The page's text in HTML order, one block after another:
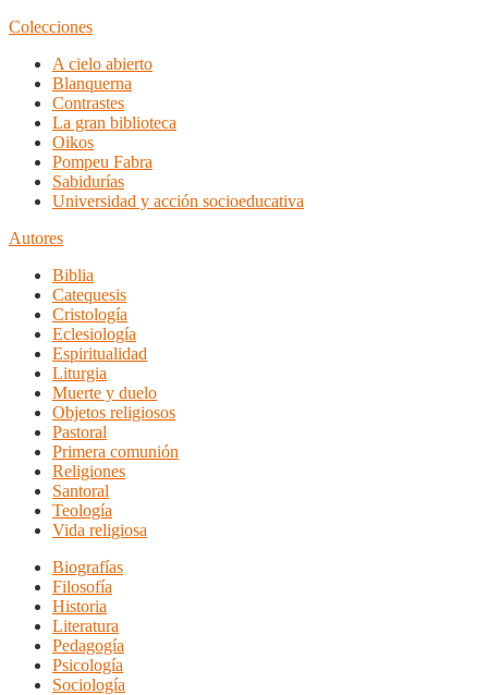
Colecciones
A cielo abierto
Blanquerna
Contrastes
La gran biblioteca
Oikos
Pompeu Fabra
Sabidurías
Universidad y acción socioeducativa
Autores
Biblia
Catequesis
Cristología
Eclesiología
Espiritualidad
Liturgia
Muerte y duelo
Objetos religiosos
Pastoral
Primera comunión
Religiones
Santoral
Teología
Vida religiosa
Biografías
Filosofía
Historia
Literatura
Pedagogía
Psicología
Sociología